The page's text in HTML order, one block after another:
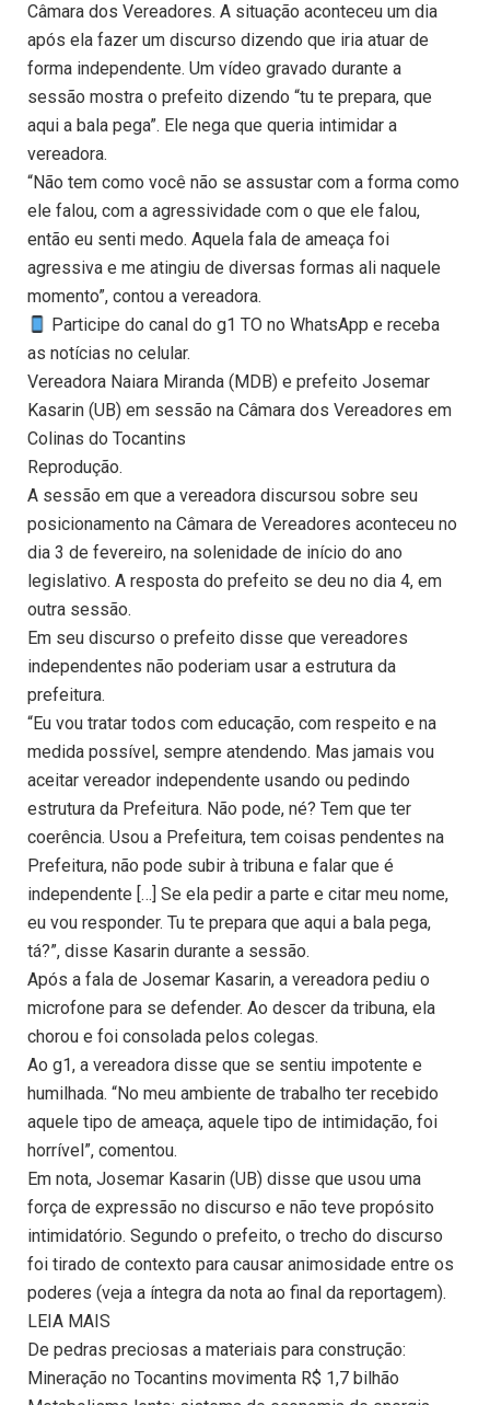
Câmara dos Vereadores. A situação aconteceu um dia
após ela fazer um discurso dizendo que iria atuar de
forma independente. Um vídeo gravado durante a
sessão mostra o prefeito dizendo “tu te prepara, que
aqui a bala pega”. Ele nega que queria intimidar a
vereadora.
“Não tem como você não se assustar com a forma como
ele falou, com a agressividade com o que ele falou,
então eu senti medo. Aquela fala de ameaça foi
agressiva e me atingiu de diversas formas ali naquele
momento”, contou a vereadora.
Participe do canal do g1 TO no WhatsApp e receba
as notícias no celular.
Vereadora Naiara Miranda (MDB) e prefeito Josemar
Kasarin (UB) em sessão na Câmara dos Vereadores em
Colinas do Tocantins
Reprodução.
A sessão em que a vereadora discursou sobre seu
posicionamento na Câmara de Vereadores aconteceu no
dia 3 de fevereiro, na solenidade de início do ano
legislativo. A resposta do prefeito se deu no dia 4, em
outra sessão.
Em seu discurso o prefeito disse que vereadores
independentes não poderiam usar a estrutura da
prefeitura.
“Eu vou tratar todos com educação, com respeito e na
medida possível, sempre atendendo. Mas jamais vou
aceitar vereador independente usando ou pedindo
estrutura da Prefeitura. Não pode, né? Tem que ter
coerência. Usou a Prefeitura, tem coisas pendentes na
Prefeitura, não pode subir à tribuna e falar que é
independente […] Se ela pedir a parte e citar meu nome,
eu vou responder. Tu te prepara que aqui a bala pega,
tá?”, disse Kasarin durante a sessão.
Após a fala de Josemar Kasarin, a vereadora pediu o
microfone para se defender. Ao descer da tribuna, ela
chorou e foi consolada pelos colegas.
Ao g1, a vereadora disse que se sentiu impotente e
humilhada. “No meu ambiente de trabalho ter recebido
aquele tipo de ameaça, aquele tipo de intimidação, foi
horrível”, comentou.
Em nota, Josemar Kasarin (UB) disse que usou uma
força de expressão no discurso e não teve propósito
intimidatório. Segundo o prefeito, o trecho do discurso
foi tirado de contexto para causar animosidade entre os
poderes (veja a íntegra da nota ao final da reportagem).
LEIA MAIS
De pedras preciosas a materiais para construção:
Mineração no Tocantins movimenta R$ 1,7 bilhão